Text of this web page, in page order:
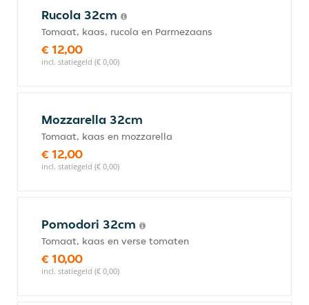
Rucola 32cm
Tomaat, kaas, rucola en Parmezaans
€ 12,00
incl. statiegeld (€ 0,00)
Mozzarella 32cm
Tomaat, kaas en mozzarella
€ 12,00
incl. statiegeld (€ 0,00)
Pomodori 32cm
Tomaat, kaas en verse tomaten
€ 10,00
incl. statiegeld (€ 0,00)